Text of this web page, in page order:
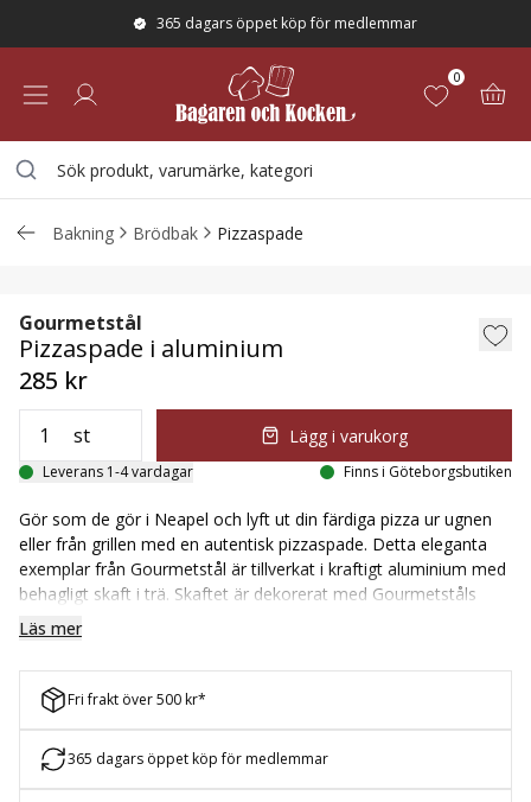
365 dagars öppet köp för medlemmar
0
Bakning Brödbak Pizzaspade
Pizzaspade i aluminium
Gourmetstål
Pizzaspade i aluminium
285 kr
st Lägg i varukorg
Leverans 1-4 vardagar Finns i Göteborgsbutiken
Gör som de gör i Neapel och lyft ut din färdiga pizza ur ugnen
eller från grillen med en autentisk pizzaspade. Detta eleganta
exemplar från Gourmetstål är tillverkat i kraftigt aluminium med
behagligt skaft i trä. Skaftet är dekorerat med Gourmetståls
logga och utrustat med en praktisk krok för upphängning.
Läs mer
Fri frakt över 500 kr*
365 dagars öppet köp för medlemmar